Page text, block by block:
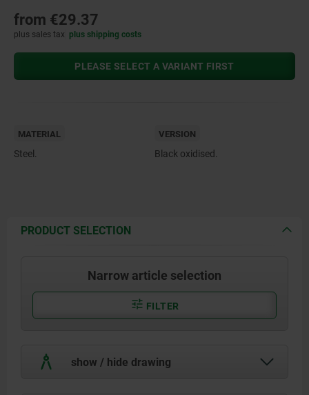
from €29.37
plus sales tax plus shipping costs
PLEASE SELECT A VARIANT FIRST
MATERIAL
Steel.
VERSION
Black oxidised.
PRODUCT SELECTION
Narrow article selection
FILTER
show / hide drawing